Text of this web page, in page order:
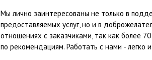
Мы лично заинтересованы не только в
предоставляемых услуг, но и в
отношениях с заказчиками, так как более
по рекомендациям. Работать с нами - легко